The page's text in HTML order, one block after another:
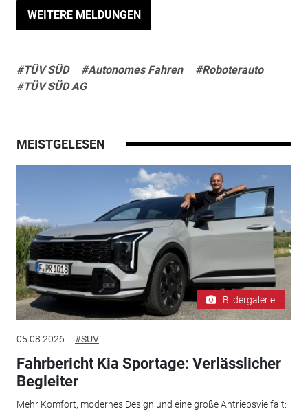
WEITERE MELDUNGEN
#TÜV SÜD #Autonomes Fahren
#Roboterauto
#TÜV SÜD AG
MEISTGELESEN
Bildergalerie
05.08.2026 #SUV
Fahrbericht Kia Sportage: Verlässlicher
Begleiter
Mehr Komfort, modernes Design und eine große Antriebsvielfalt: